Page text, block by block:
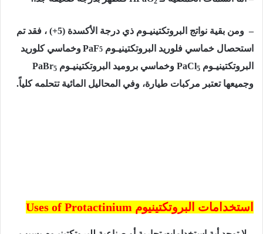
– ومن بقية نواتج البروتكتينيـوم ذي درجة الأكسدة (5+) ، فقد تم
استحصال خماسي فلوريد البروتكتينيـوم
PaF5
وخماسي كلوريد
البروتكتينيـوم
PaCl5 وخماسي بروميد البروتكتينيـوم PaBr5
وجميعها تعتبر مركبات طيارة، وفي المحاليل المائية تتحلمه كلياً.
استخدامات البروتكتينيوم Uses of Protactinium